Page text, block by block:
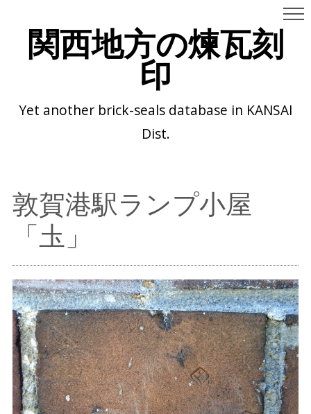
関西地方の煉瓦刻
印
Yet another brick-seals database in KANSAI
Dist.
敦賀港駅ランプ小屋
「圡」